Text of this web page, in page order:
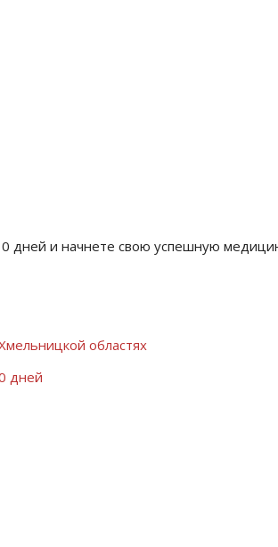
дней и начнете свою успешную
областях
дней